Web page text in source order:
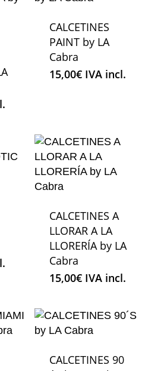
CALCETINES
PAINT by LA
Cabra
15,00€ IVA incl.
CALCETINES A
LLORAR A LA
LLORERÍA by LA
Cabra
15,00€ IVA incl.
CALCETINES 90